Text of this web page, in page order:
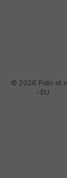
© 2026 Polín et
- EU